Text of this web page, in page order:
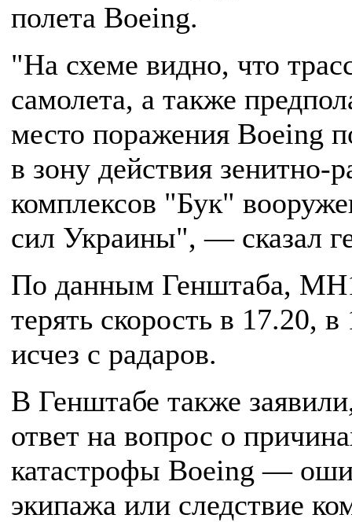
полета Boeing.
"На схеме видно, что
самолета, а также
место поражения Boeing
в зону действия зенитно-
комплексов "Бук"
сил Украины", — сказал
По данным Генштаба,
терять скорость в 17.20, в
исчез с радаров.
В Генштабе также
ответ на вопрос о
катастрофы Boeing —
экипажа или следствие